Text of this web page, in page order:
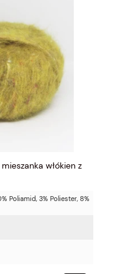
włókien z
Poliamid, 3% Poliester, 8%